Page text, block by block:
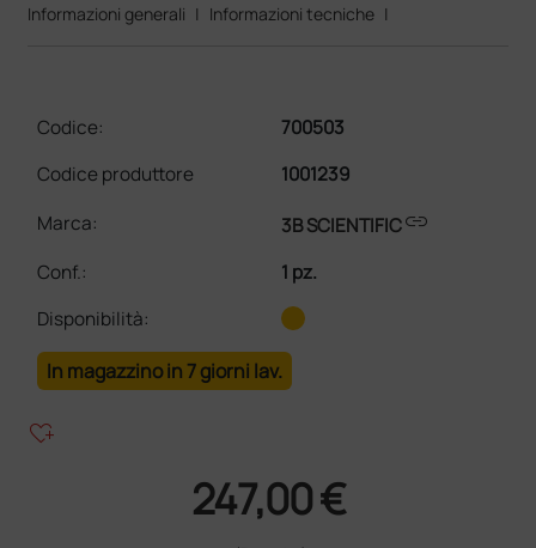
Informazioni generali | Informazioni tecniche |
Codice:
700503
Codice produttore
1001239
Marca:
3B SCIENTIFIClink
Conf.:
1 pz.
Disponibilità:
In magazzino in 7 giorni lav.
heart_plus
247,00 €